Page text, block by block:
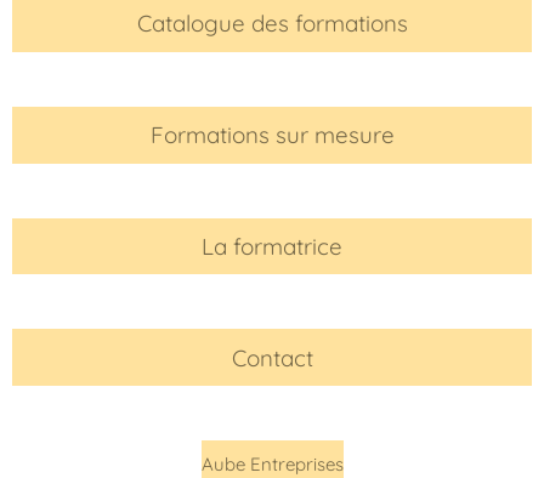
Catalogue des formations
Formations sur mesure
La formatrice
Contact
Aube Entreprises